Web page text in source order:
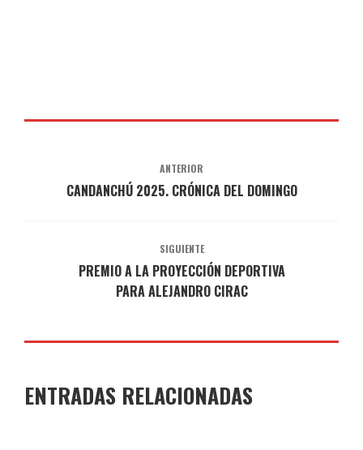
ANTERIOR
CANDANCHÚ 2025. CRÓNICA DEL DOMINGO
SIGUIENTE
PREMIO A LA PROYECCIÓN DEPORTIVA
PARA ALEJANDRO CIRAC
ENTRADAS RELACIONADAS